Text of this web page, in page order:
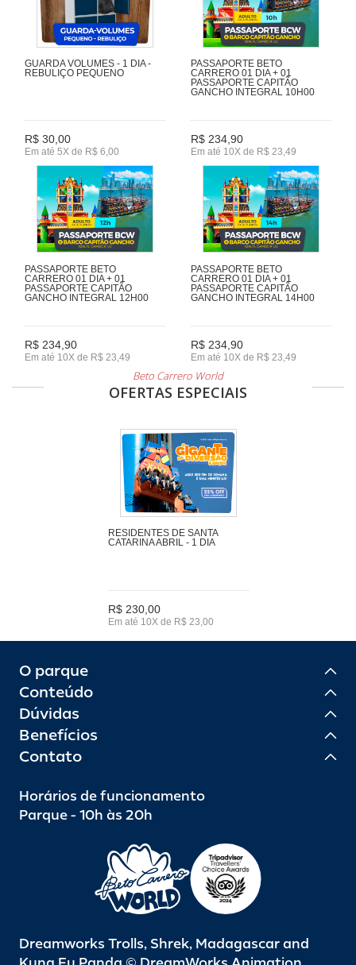
GUARDA VOLUMES - 1 DIA -
REBULIÇO PEQUENO
R$ 30,00
Em até 5X de R$ 6,00
PASSAPORTE BETO
CARRERO 01 DIA + 01
PASSAPORTE CAPITÃO
GANCHO INTEGRAL 10H00
R$ 234,90
Em até 10X de R$ 23,49
PASSAPORTE BETO
CARRERO 01 DIA + 01
PASSAPORTE CAPITÃO
GANCHO INTEGRAL 12H00
R$ 234,90
Em até 10X de R$ 23,49
PASSAPORTE BETO
CARRERO 01 DIA + 01
PASSAPORTE CAPITÃO
GANCHO INTEGRAL 14H00
R$ 234,90
Em até 10X de R$ 23,49
Beto Carrero World
OFERTAS ESPECIAIS
RESIDENTES DE SANTA
CATARINA ABRIL - 1 DIA
R$ 230,00
Em até 10X de R$ 23,00
O parque
Conteúdo
Dúvidas
Benefícios
Contato
Horários de funcionamento
Parque - 10h às 20h
Dreamworks Trolls, Shrek, Madagascar and